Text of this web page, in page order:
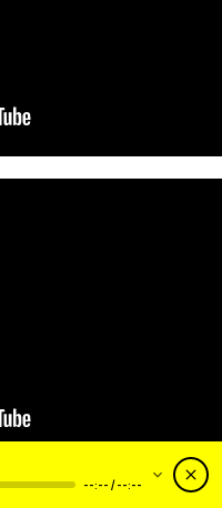
--:-- / --:--